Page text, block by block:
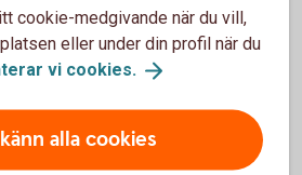
en extraamortering eller göra annan
cookie-medgivande när du vill,
eller under din profil när du
vi cookies.
alla cookies